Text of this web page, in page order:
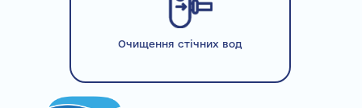
Очищення стічних вод